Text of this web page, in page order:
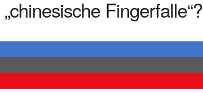
Fingerfalle“?